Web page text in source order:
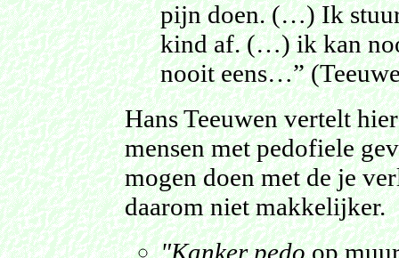
pijn doen. (…) Ik
kind af. (…) ik kan
nooit eens…”
Hans Teeuwen vertelt
mensen met pedofiele
mogen doen met de je
daarom niet makkelijker.
"Kanker pedoop